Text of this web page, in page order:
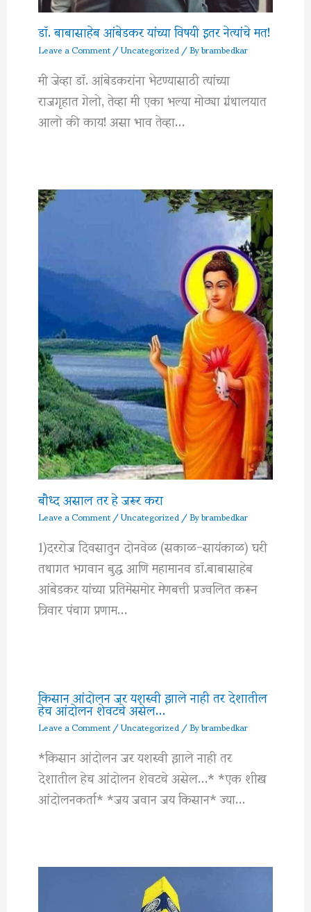
डॉ. बाबासाहेब आंबेडकर यांच्या विषयी इतर नेत्यांचे मत!
Leave a Comment/Uncategorized/ Bybrambedkar
मी जेव्हा डॉ. आंबेडकरांना भेटण्यासाठी त्यांच्या
राजगृहात गेलो, तेव्हा मी एका भल्या मोठ्या ग्रंथालयात
आलो की काय! असा भाव तेव्हा…
बौध्द असाल तर हे जरूर करा
Leave a Comment/Uncategorized/ Bybrambedkar
1)दररोज दिवसातुन दोनवेळ (सकाळ-सायंकाळ) घरी
तथागत भगवान बुद्ध आणि महामानव डॉ.बाबासाहेब
आंबेडकर यांच्या प्रतिमेसमोर मेणबत्ती प्रज्वलित करून
त्रिवार पंचाग प्रणाम…
किसान आंदोलन जर यशस्वी झाले नाही तर देशातील
हेच आंदोलन शेवटचे असेल…
Leave a Comment/Uncategorized/ Bybrambedkar
*किसान आंदोलन जर यशस्वी झाले नाही तर
देशातील हेच आंदोलन शेवटचे असेल…* *एक शीख
आंदोलनकर्ता* *जय जवान जय किसान* ज्या…